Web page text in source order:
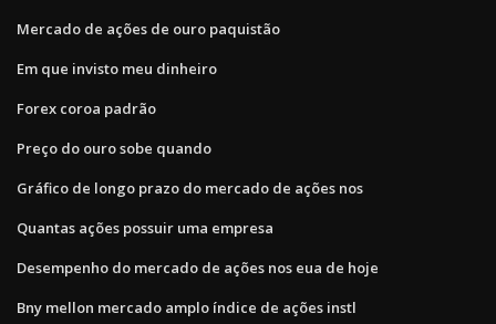
Mercado de ações de ouro paquistão
Em que invisto meu dinheiro
Forex coroa padrão
Preço do ouro sobe quando
Gráfico de longo prazo do mercado de ações nos
Quantas ações possuir uma empresa
Desempenho do mercado de ações nos eua de hoje
Bny mellon mercado amplo índice de ações instl